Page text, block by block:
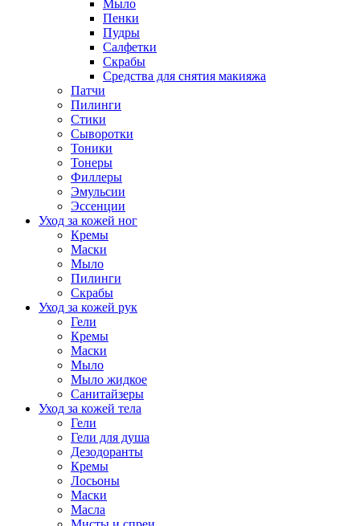
Мыло
Пенки
Пудры
Салфетки
Скрабы
Средства для снятия макияжа
Патчи
Пилинги
Стики
Сыворотки
Тоники
Тонеры
Филлеры
Эмульсии
Эссенции
Уход за кожей ног
Кремы
Маски
Мыло
Пилинги
Скрабы
Уход за кожей рук
Гели
Кремы
Маски
Мыло
Мыло жидкое
Санитайзеры
Уход за кожей тела
Гели
Гели для душа
Дезодоранты
Кремы
Лосьоны
Маски
Масла